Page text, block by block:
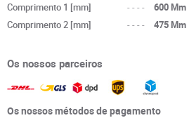
Comprimento 1 [mm]
----
600 Mm
Comprimento 2 [mm]
---- 475 Mm
Os nossos parceiros
Os nossos métodos de pagamento